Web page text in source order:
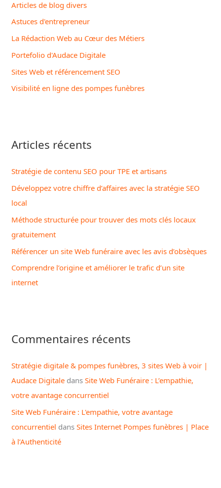
c
h
e
r
Articles de blog divers
Astuces d'entrepreneur
La Rédaction Web au Cœur des Métiers
Portefolio d'Audace Digitale
Sites Web et référencement SEO
Visibilité en ligne des pompes funèbres
Articles récents
Stratégie de contenu SEO pour TPE et artisans
Développez votre chiffre d’affaires avec la stratégie SEO
local
Méthode structurée pour trouver des mots clés locaux
gratuitement
Référencer un site Web funéraire avec les avis d’obsèques
Comprendre l’origine et améliorer le trafic d’un site
internet
Commentaires récents
Stratégie digitale & pompes funèbres, 3 sites Web à voir |
Audace Digitale dansSite Web Funéraire : L’empathie,
votre avantage concurrentiel
Site Web Funéraire : L'empathie, votre avantage
concurrentiel dansSites Internet Pompes funèbres | Place
à l’Authenticité